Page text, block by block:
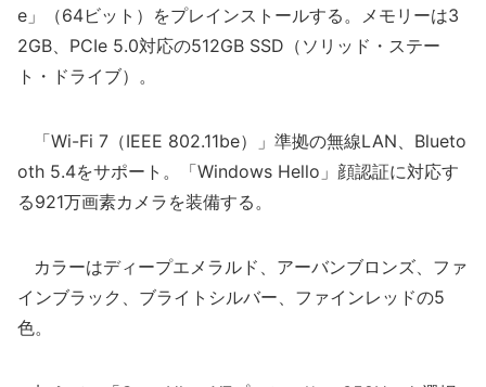
e」（64ビット）をプレインストールする。メモリーは3
2GB、PCIe 5.0対応の512GB SSD（ソリッド・ステー
ト・ドライブ）。
「Wi-Fi 7（IEEE 802.11be）」準拠の無線LAN、Blueto
oth 5.4をサポート。「Windows Hello」顔認証に対応す
る921万画素カメラを装備する。
カラーはディープエメラルド、アーバンブロンズ、ファ
インブラック、ブライトシルバー、ファインレッドの5
色。